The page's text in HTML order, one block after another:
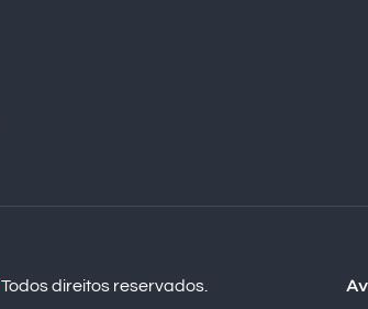
. Todos direitos reservados.